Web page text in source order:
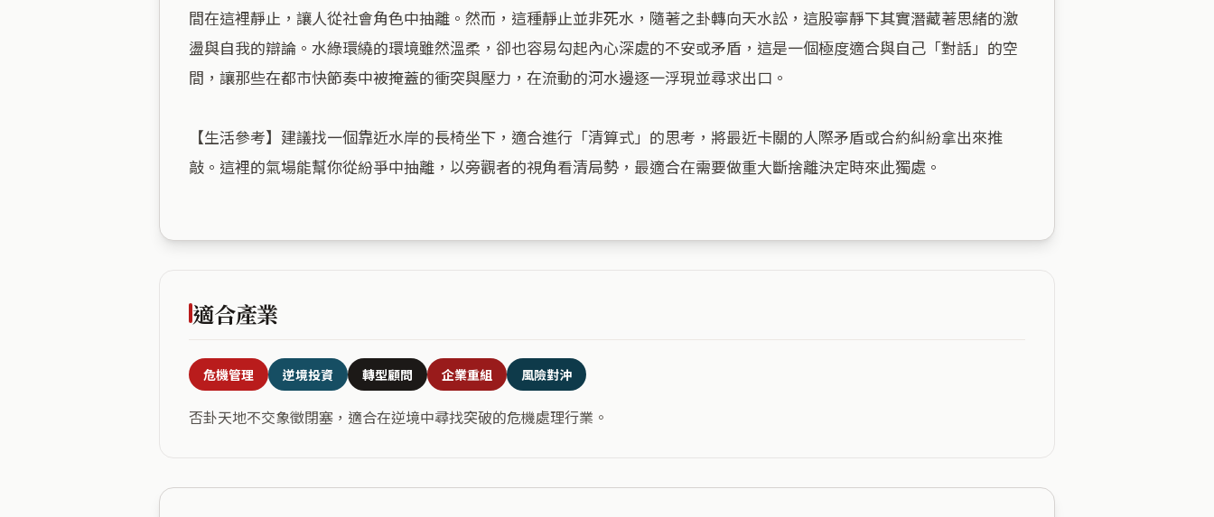
間在這裡靜止，讓人從社會角色中抽離。然而，這種靜止並非死水，隨著之卦轉向天水訟，這股寧靜下其實潛藏著思緒的激
盪與自我的辯論。水綠環繞的環境雖然溫柔，卻也容易勾起內心深處的不安或矛盾，這是一個極度適合與自己「對話」的空
間，讓那些在都市快節奏中被掩蓋的衝突與壓力，在流動的河水邊逐一浮現並尋求出口。
【生活參考】建議找一個靠近水岸的長椅坐下，適合進行「清算式」的思考，將最近卡關的人際矛盾或合約糾紛拿出來推
敲。這裡的氣場能幫你從紛爭中抽離，以旁觀者的視角看清局勢，最適合在需要做重大斷捨離決定時來此獨處。
適合產業
危機管理 逆境投資 轉型顧問 企業重組 風險對沖
否卦天地不交象徵閉塞，適合在逆境中尋找突破的危機處理行業。